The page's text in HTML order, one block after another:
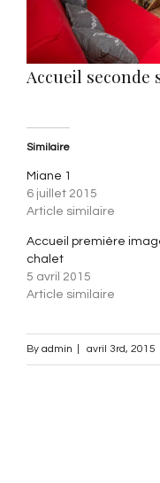
Accueil seconde
Similaire
Miane 1
6 juillet 2015
Article similaire
Accueil première
chalet
5 avril 2015
Article similaire
By admin avril 3rd, 2015